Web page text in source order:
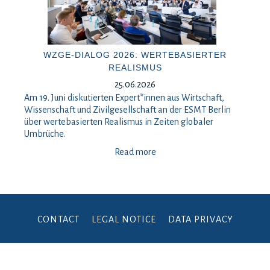
WZGE-DIALOG 2026: WERTEBASIERTER
REALISMUS
25.06.2026
Am 19. Juni diskutierten Expert*innen aus Wirtschaft,
Wissenschaft und Zivilgesellschaft an der ESMT Berlin
über wertebasierten Realismus in Zeiten globaler
Umbrüche.
Read more
CONTACT LEGAL NOTICE DATA PRIVACY